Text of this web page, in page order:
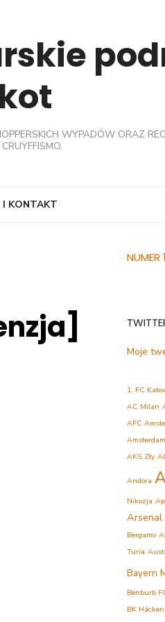
WYPADÓW ORAZ
I KONTAKT
NUMER
Moje
1. FC
AC Milan
AFC
Amsterdam
AKS Zły
Andora
Nikozja
Arsenal
Bergamo
Turia
Bayern
Benburb
BK Häcken